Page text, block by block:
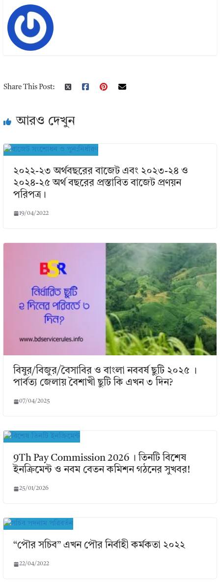
Share This Post:
আরও দেখুন
২০২২-২৩ অর্থবছরের বাজেট এবং ২০২৩-২৪ ও
২০২৪-২৫ অর্থ বছরের প্রস্তাবিত বাজেট প্রণয়ন
পরিপত্র।
19/04/2022
বিষুর/বিজুর/বৈসাবির ও বাংলা নববর্ষ ছুটি ২০২৫ ।
পার্বত্য জেলায় বৈশাখী ছুটি কি এখন ৩ দিন?
07/04/2025
9Th Pay Commission 2026 । তিনটি বিশেষ
ইনক্রিমেন্ট ও নবম বেতন কমিশন গঠনের সুখবর!
25/01/2026
“পৌর সচিব” এখন পৌর নির্বাহী কর্মকতা ২০২২
22/04/2022